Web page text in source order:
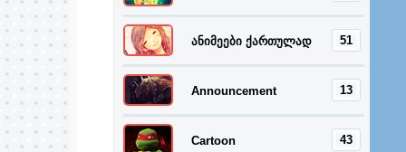
51
ანიმეები ქართულად
13
Announcement
43
Cartoon